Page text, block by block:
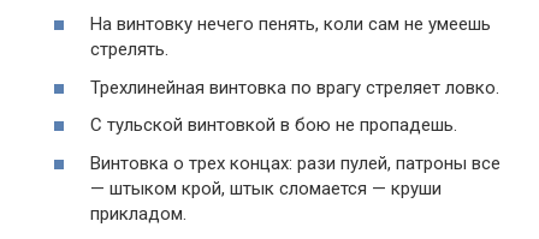
На винтовку нечего пенять, коли сам не умеешь
стрелять.
Трехлинейная винтовка по врагу стреляет ловко.
С тульской винтовкой в бою не пропадешь.
Винтовка о трех концах: рази пулей, патроны все
— штыком крой, штык сломается — круши
прикладом.